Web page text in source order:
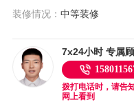
装修情况： 中等装修
7x24小时 专属
拨打电话时，请告
网上看到